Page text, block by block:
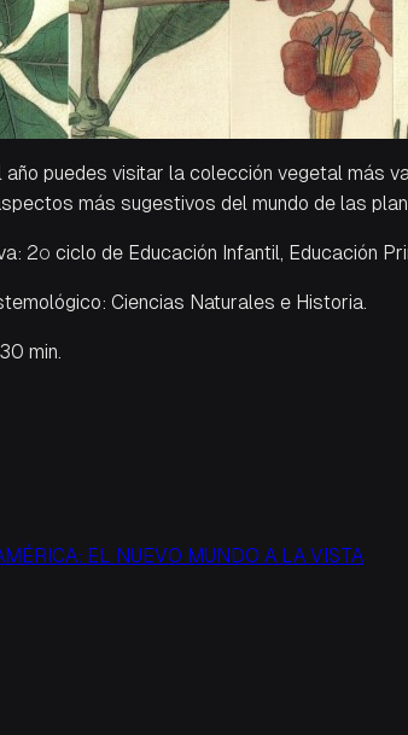
año puedes visitar la colección vegetal más
más sugestivos del mundo de las
2º ciclo de Educación Infantil, Educación
Ciencias Naturales e Historia.
min.
EL NUEVO MUNDO A LA VISTA